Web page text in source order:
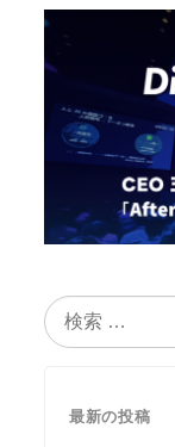
検
索
最新の投稿